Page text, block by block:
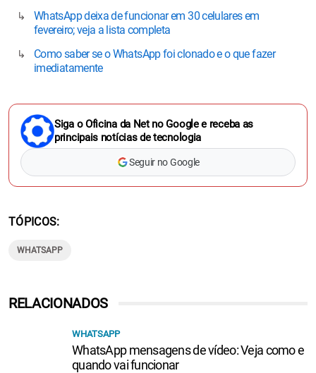
WhatsApp deixa de funcionar em 30 celulares em
fevereiro; veja a lista completa
Como saber se o WhatsApp foi clonado e o que fazer
imediatamente
Siga o Oficina da Net no Google e receba as
principais notícias de tecnologia
Seguir no Google
TÓPICOS
WHATSAPP
RELACIONADOS
WHATSAPP
WhatsApp mensagens de vídeo: Veja como e
quando vai funcionar